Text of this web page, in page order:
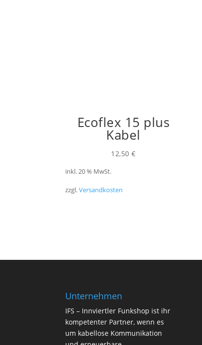
Ecoflex 15 plus
Kabel
12,50€
inkl. 20 % MwSt.
zzgl.Versandkosten
Unternehmen
IFS – Innviertler Funkshop ist ihr
kompetenter Partner, wenn es
um kabellose Kommunikation